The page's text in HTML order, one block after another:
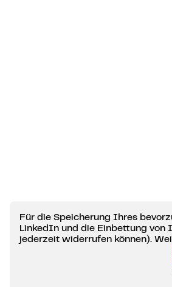
Für die Speicherung Ihres
LinkedIn und die Einbettung
jederzeit widerrufen können).